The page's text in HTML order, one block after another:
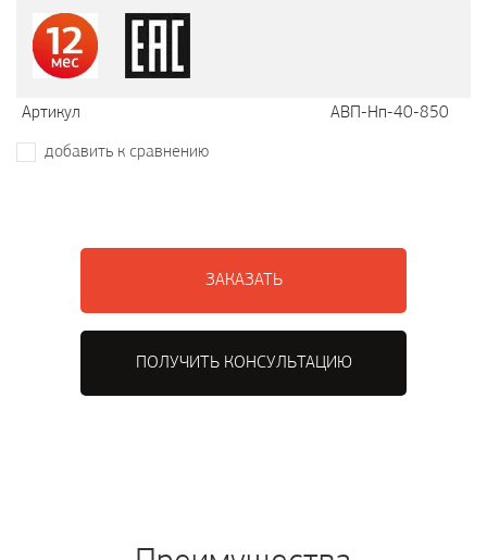
Артикул
АВП-Нп-40-850
добавить к сравнению
ЗАКАЗАТЬ
ПОЛУЧИТЬ КОНСУЛЬТАЦИЮ